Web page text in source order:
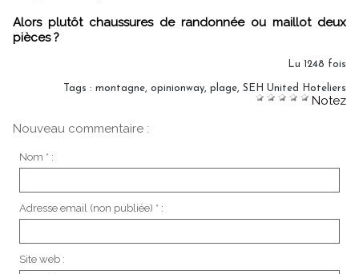
Alors plutôt chaussures de randonnée ou maillot deux
pièces ?
Lu 1248 fois
Tags : montagne, opinionway, plage, SEH United Hoteliers
Notez
Nouveau commentaire :
Nom * :
Adresse email (non publiée) * :
Site web :